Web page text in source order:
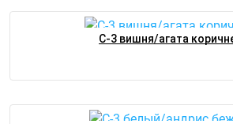
С-3 вишня/агата